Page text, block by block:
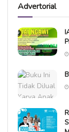
Advertorial